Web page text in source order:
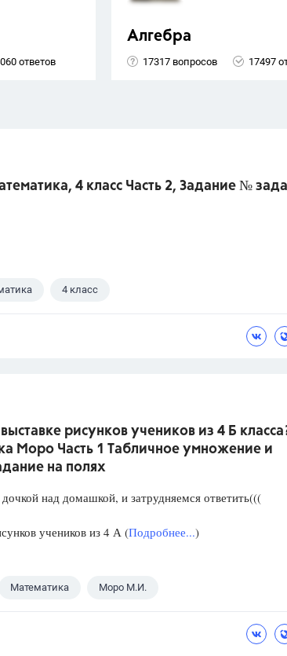
ответов
Алгебра
17317 вопросов 17497
4 класс Часть 2, Задание №
4 класс
рисунков учеников из 4 Б
Моро Часть 1 Табличное умножение и
на полях
над домашкой, и затрудняемся ответить(((
учеников из 4 А (Подробнее...)
Математика Моро М.И.